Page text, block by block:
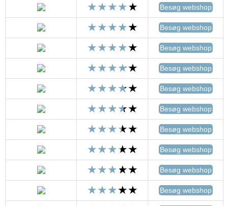
Besøg webshop
Besøg webshop
Besøg webshop
Besøg webshop
Besøg webshop
Besøg webshop
Besøg webshop
Besøg webshop
Besøg webshop
Besøg webshop